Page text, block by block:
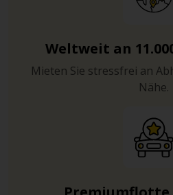
Weltweit an
Mieten Sie stressfrei an
Nähe.